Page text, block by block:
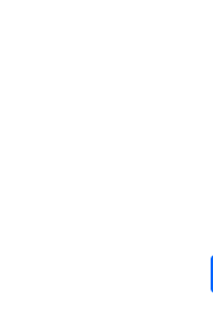
08/2017